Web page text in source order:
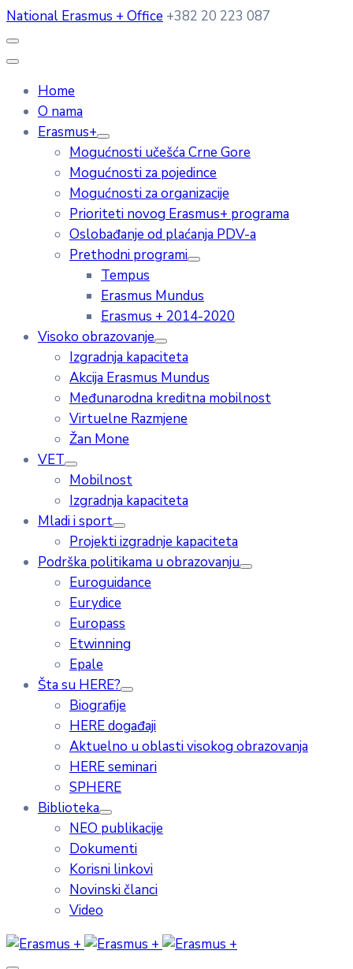
National Erasmus + Office +382 20 223 087
Home
O nama
Erasmus+
Mogućnosti učešća Crne Gore
Mogućnosti za pojedince
Mogućnosti za organizacije
Prioriteti novog Erasmus+ programa
Oslobađanje od plaćanja PDV-a
Prethodni programi
Tempus
Erasmus Mundus
Erasmus + 2014-2020
Visoko obrazovanje
Izgradnja kapaciteta
Akcija Erasmus Mundus
Međunarodna kreditna mobilnost
Virtuelne Razmjene
Žan Mone
VET
Mobilnost
Izgradnja kapaciteta
Mladi i sport
Projekti izgradnje kapaciteta
Podrška politikama u obrazovanju
Euroguidance
Eurydice
Europass
Etwinning
Epale
Šta su HERE?
Biografije
HERE događaji
Aktuelno u oblasti visokog obrazovanja
HERE seminari
SPHERE
Biblioteka
NEO publikacije
Dokumenti
Korisni linkovi
Novinski članci
Video